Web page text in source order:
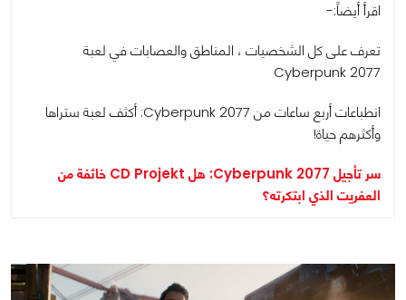
اقرأ أيضاً:-
تعرف على كل الشخصيات ، المناطق والعصابات في لعبة
Cyberpunk 2077
انطباعات أربع ساعات من Cyberpunk 2077: أكثف لعبة ستراها
وأكثرهم حياة!
سر تأجيل Cyberpunk 2077: هل CD Projekt خائفة من
العفريت الذي ابتكرته؟